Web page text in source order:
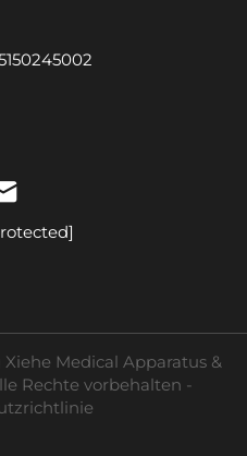
Medical Apparatus &
Rechte vorbehalten -